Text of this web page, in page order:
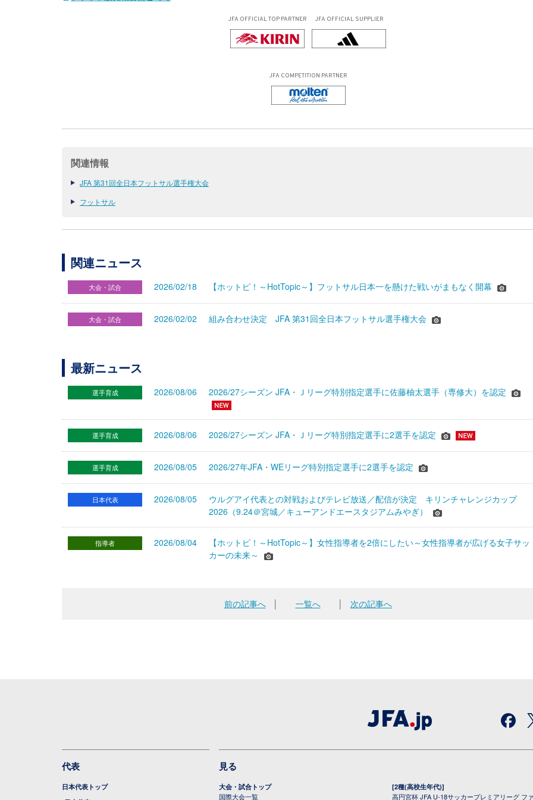
JFA OFFICIALTOP PARTNER JFA OFFICIAL SUPPLIER
JFA COMPETITION PARTNER
関連情報
JFA 第31回全日本フットサル選手権大会
フットサル
関連ニュース
大会・試合 2026/02/18 【ホットピ！～HotTopic～】フットサル日本一を懸けた戦いがまもなく開幕
大会・試合 2026/02/02 組み合わせ決定 JFA 第31回全日本フットサル選手権大会
最新ニュース
選手育成 2026/08/06 2026/27シーズン JFA・Ｊリーグ特別指定選手に佐藤柚太選手（専修大）を認定
選手育成 2026/08/06 2026/27シーズン JFA・Ｊリーグ特別指定選手に2選手を認定
選手育成 2026/08/05 2026/27年JFA・WEリーグ特別指定選手に2選手を認定
日本代表 2026/08/05
ウルグアイ代表との対戦およびテレビ放送／配信が決定 キリンチャレンジカップ
2026（9.24＠宮城／キューアンドエースタジアムみやぎ）
指導者 2026/08/04
【ホットピ！～HotTopic～】女性指導者を2倍にしたい～女性指導者が広げる女子サッ
カーの未来～
前の記事へ│ 一覧へ 次の記事へ
代表
日本代表トップ
見る
大会・試合トップ
国際大会一覧
[2種(高校生年代)]
高円宮杯 JFA U-18サッカープレミアリーグ フ